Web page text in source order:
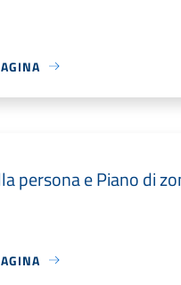
persona e Piano di